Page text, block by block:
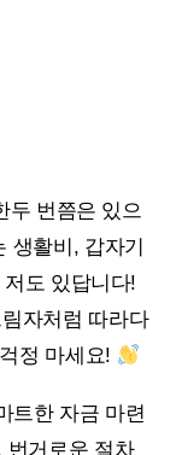
두 번쯤은 있으
생활비, 갑자기
도 있답니다!
자처럼 따라다
정 마세요!
트한 자금 마련
번거로운 절차